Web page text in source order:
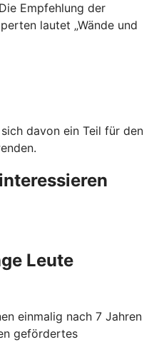
Empfehlung der
lautet „Wände und
davon ein Teil für den
Leute
einmalig nach 7 Jahren
gefördertes